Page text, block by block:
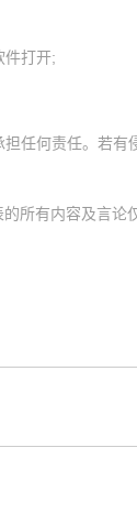
件打开;
所有内容及言论